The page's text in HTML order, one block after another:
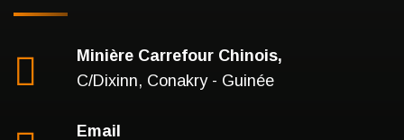
Minière Carrefour Chinois,
C/Dixinn, Conakry - Guinée
Email